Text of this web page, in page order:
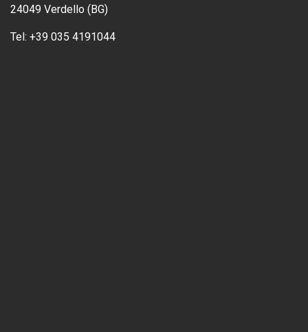
24049 Verdello (BG)
Tel: +39 035 4191044